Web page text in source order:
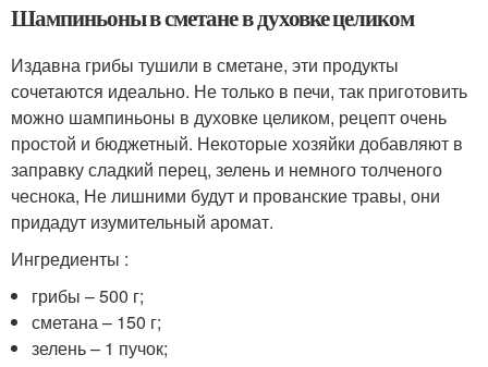
Шампиньоны в сметане в духовке целиком
Издавна грибы тушили в сметане, эти продукты
сочетаются идеально. Не только в печи, так приготовить
можно шампиньоны в духовке целиком, рецепт очень
простой и бюджетный. Некоторые хозяйки добавляют в
заправку сладкий перец, зелень и немного толченого
чеснока, Не лишними будут и прованские травы, они
придадут изумительный аромат.
Ингредиенты :
грибы – 500 г;
сметана – 150 г;
зелень – 1 пучок;